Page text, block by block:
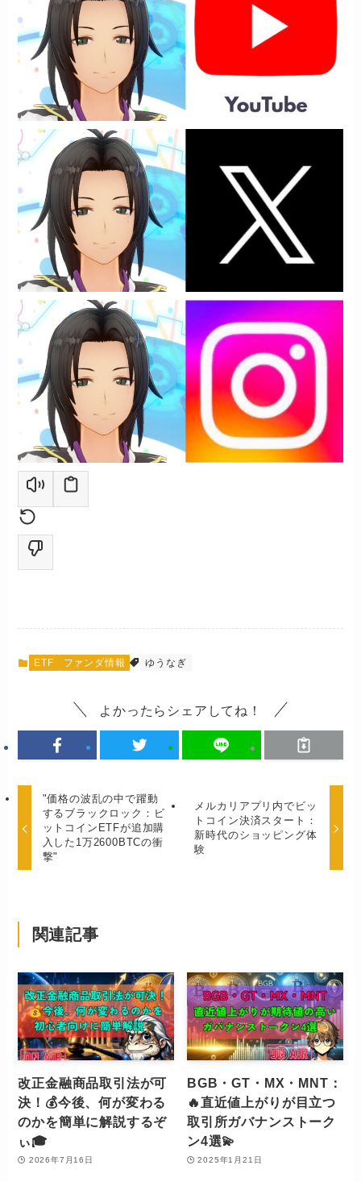
ETF ファンダ情報 ゆうなぎ
よかったらシェアしてね！
"価格の波乱の中で躍動
するブラックロック：ビ
ットコインETFが追加購
入した1万2600BTCの衝
撃"
メルカリアプリ内でビッ
トコイン決済スタート：
新時代のショッピング体
験
関連記事
改正金融商品取引法が可
決！💰今後、何が変わる
のかを簡単に解説するぞ
ぃ🎓
2026年7月16日
BGB・GT・MX・MNT：
🔥直近値上がりが目立つ
取引所ガバナンストーク
ン4選💫
2025年1月21日